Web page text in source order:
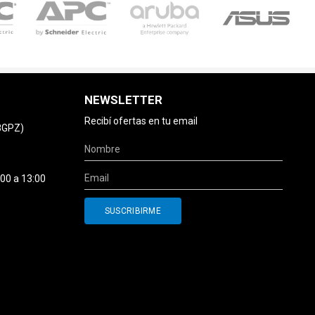
a 13:00
NEWSLETTER
Recibí ofertas en tu email